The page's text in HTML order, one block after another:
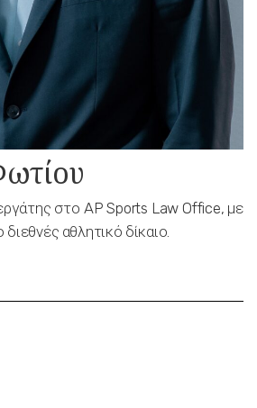
στο AP Sports Law Office, με
διεθνές αθλητικό δίκαιο.